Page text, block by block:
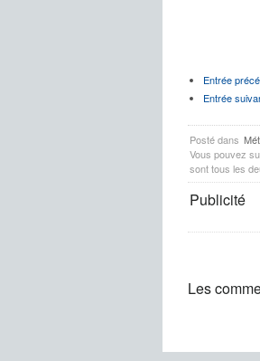
Entrée
Entrée
Posté dans
Vous pouvez
sont tous les
Publicité
Les